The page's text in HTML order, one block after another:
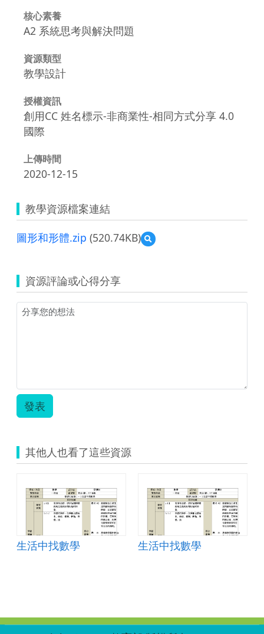
核心素養
A2 系統思考與解決問題
資源類型
教學設計
授權資訊
創用CC 姓名標示-非商業性-相同方式分享 4.0
國際
上傳時間
2020-12-15
教學資源檔案連結
圖形和形體.zip (520.74KB)
預
覽
形
體.zip
資源評論或心得分享
發表
其他人也看了這些資源
生活中找數學 生活中找數學